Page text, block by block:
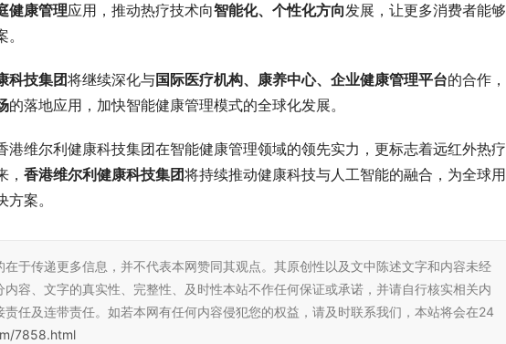
健康管理应用，推动热疗技术向智能化、个性化方向发展，让更多消费者能够
科技集团将继续深化与国际医疗机构、康养中心、企业健康管理平台的合作，
的落地应用，加快智能健康管理模式的全球化发展。
港维尔利健康科技集团在智能健康管理领域的领先实力，更标志着远红外热疗
香港维尔利健康科技集团将持续推动健康科技与人工智能的融合，为全球用
案。
于传递更多信息，并不代表本网赞同其观点。其原创性以及文中陈述文字和内容未经
容、文字的真实性、完整性、及时性本站不作任何保证或承诺，并请自行核实相关内
任及连带责任。如若本网有任何内容侵犯您的权益，请及时联系我们，本站将会在24
7858.html